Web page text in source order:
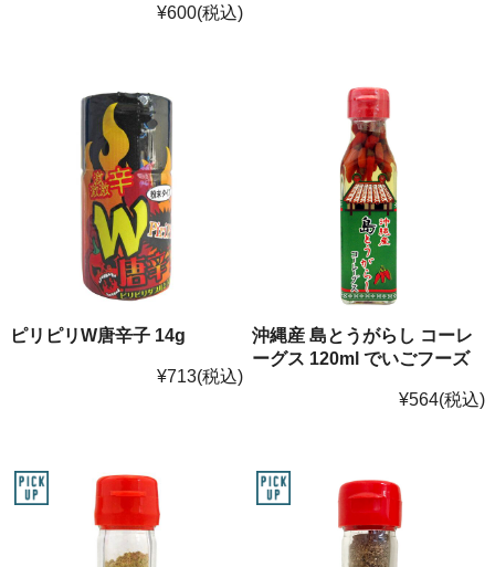
¥600(税込)
ピリピリW唐辛子 14g
¥713(税込)
沖縄産 島とうがらし コーレ
ーグス 120ml でいごフーズ
¥564(税込)